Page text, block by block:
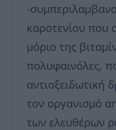
-
καροτενίου που
μόριο της
πολυφαινόλες,
αντιοξειδωτική
τον οργανισμό
των ελευθέρων